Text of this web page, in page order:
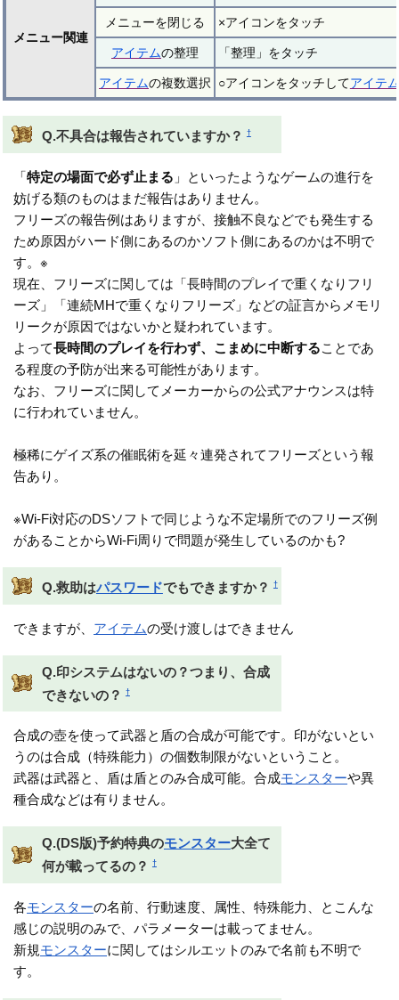
メニュー関連
メニューを閉じる ×アイコンをタッチ
アイテムの整理 「整理」をタッチ
アイテムの複数選択 ○アイコンをタッチしてアイテム
Q.不具合は報告されていますか？ †
「特定の場面で必ず止まる 」といったようなゲームの進行を
妨げる類のものはまだ報告はありません。
フリーズの報告例はありますが、接触不良などでも発生する
ため原因がハード側にあるのかソフト側にあるのかは不明で
す。※
現在、フリーズに関しては「長時間のプレイで重くなりフリ
ーズ」「連続MHで重くなりフリーズ」などの証言からメモリ
リークが原因ではないかと疑われています。
よって長時間のプレイを行わず、こまめに中断することであ
る程度の予防が出来る可能性があります。
なお、フリーズに関してメーカーからの公式アナウンスは特
に行われていません。
極稀にゲイズ系の催眠術を延々連発されてフリーズという報
告あり。
※Wi-Fi対応のDSソフトで同じような不定場所でのフリーズ例
があることからWi-Fi周りで問題が発生しているのかも?
Q.救助はパスワードでもできますか？ †
できますが、 アイテムの受け渡しはできません
Q.印システムはないの？つまり、合成
できないの？
†
合成の壺を使って武器と盾の合成が可能です。印がないとい
うのは合成（特殊能力）の個数制限がないということ。
武器は武器と、盾は盾とのみ合成可能。合成モンスターや異
種合成などは有りません。
Q.(DS版)予約特典のモンスター大全て
何が載ってるの？
†
各モンスターの名前、行動速度、属性、特殊能力、とこんな
感じの説明のみで、パラメーターは載ってません。
新規モンスターに関してはシルエットのみで名前も不明で
す。